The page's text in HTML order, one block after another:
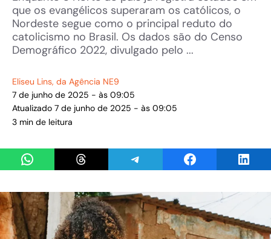
que os evangélicos superaram os católicos, o
Nordeste segue como o principal reduto do
catolicismo no Brasil. Os dados são do Censo
Demográfico 2022, divulgado pelo ...
Eliseu Lins, da Agência NE9
7 de junho de 2025 - às 09:05
Atualizado 7 de junho de 2025 - às 09:05
3 min de leitura
Share on WhatsAppShare on ThreadsShare on TelegramShare on Facebook